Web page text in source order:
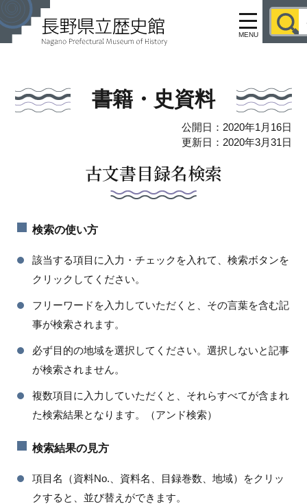
MENU
書籍・史資料
公開日：2020年1月16日
更新日：2020年3月31日
古文書目録名検索
検索の使い方
該当する項目に入力・チェックを入れて、検索ボタンを
クリックしてください。
フリーワードを入力していただくと、その言葉を含む記
事が検索されます。
必ず目的の地域を選択してください。選択しないと記事
が検索されません。
複数項目に入力していただくと、それらすべてが含まれ
た検索結果となります。（アンド検索）
検索結果の見方
項目名（資料No.、資料名、目録巻数、地域）をクリッ
クすると、並び替えができます。